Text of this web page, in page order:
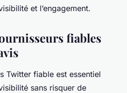
et l’engagement.
fiables
Twitter fiable est essentiel
sans risquer de